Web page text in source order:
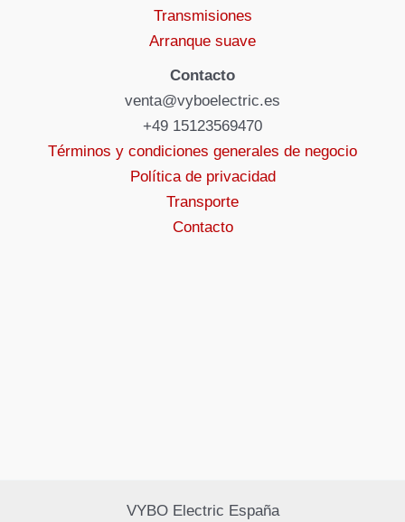
Transmisiones
Arranque suave
Contacto
venta@vyboelectric.es
+49 15123569470
Términos y condiciones generales de negocio
Política de privacidad
Transporte
Contacto
VYBO Electric España